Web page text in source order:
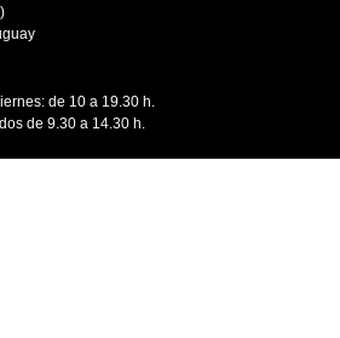
de 10 a 19.30 h.
de 9.30 a 14.30 h.